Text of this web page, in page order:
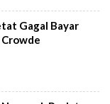
Gagal Bayar